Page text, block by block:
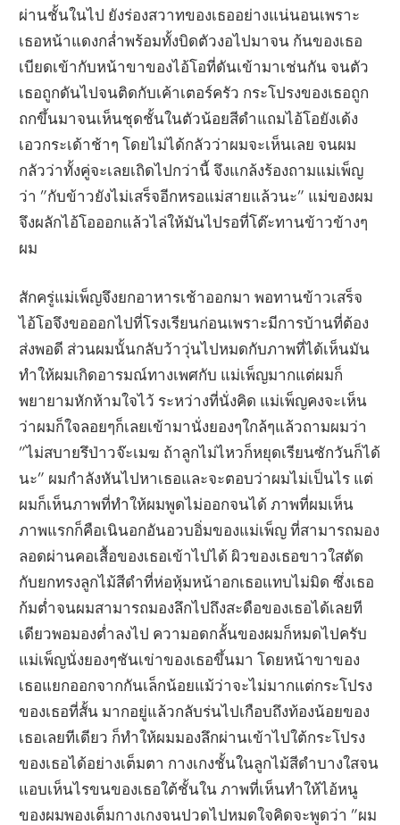
ผ่านชั้นในไป ยังร่องสวาทของเธออย่างแน่นอนเพราะ
เธอหน้าแดงกล่ำพร้อมทั้งบิดตัวงอไปมาจน ก้นของเธอ
เบียดเข้ากับหน้าขาของไอ้โอที่ดันเข้ามาเช่นกัน จนตัว
เธอถูกดันไปจนติดกับเค้าเตอร์ครัว กระโปรงของเธอถูก
ถกขึ้นมาจนเห็นชุดชั้นในตัวน้อยสีดำแถมไอ้โอยังเด้ง
เอวกระเด้าช้าๆ โดยไม่ได้กลัวว่าผมจะเห็นเลย จนผม
กลัวว่าทั้งคู่จะเลยเถิดไปกว่านี้ จึงแกล้งร้องถามแม่เพ็ญ
ว่า ”กับข้าวยังไม่เสร็จอีกหรอแม่สายแล้วนะ” แม่ของผม
จึงผลักไอ้โอออกแล้วไล่ให้มันไปรอที่โต๊ะทานข้าวข้างๆ
ผม
สักครู่แม่เพ็ญจึงยกอาหารเช้าออกมา พอทานข้าวเสร็จ
ไอ้โอจึงขอออกไปที่โรงเรียนก่อนเพราะมีการบ้านที่ต้อง
ส่งพอดี ส่วนผมนั้นกลับว้าวุ่นไปหมดกับภาพที่ได้เห็นมัน
ทำให้ผมเกิดอารมณ์ทางเพศกับ แม่เพ็ญมากแต่ผมก็
พยายามหักห้ามใจไว้ ระหว่างที่นั่งคิด แม่เพ็ญคงจะเห็น
ว่าผมก็ใจลอยๆก็เลยเข้ามานั่งยองๆใกล้ๆแล้วถามผมว่า
”ไม่สบายรึป่าวจ๊ะเมฆ ถ้าลูกไม่ไหวก็หยุดเรียนซักวันก็ได้
นะ” ผมกำลังหันไปหาเธอและจะตอบว่าผมไม่เป็นไร แต่
ผมก็เห็นภาพที่ทำให้ผมพูดไม่ออกจนได้ ภาพที่ผมเห็น
ภาพแรกก็คือเนินอกอันอวบอิ่มของแม่เพ็ญ ที่สามารถมอง
ลอดผ่านคอเสื้อของเธอเข้าไปได้ ผิวของเธอขาวใสตัด
กับยกทรงลูกไม้สีดำที่ห่อหุ้มหน้าอกเธอแทบไม่มิด ซึ่งเธอ
ก้มต่ำจนผมสามารถมองลึกไปถึงสะดือของเธอได้เลยที
เดียวพอมองต่ำลงไป ความอดกลั้นของผมก็หมดไปครับ
แม่เพ็ญนั่งยองๆชันเข่าของเธอขึ้นมา โดยหน้าขาของ
เธอแยกออกจากกันเล็กน้อยแม้ว่าจะไม่มากแต่กระโปรง
ของเธอที่สั้น มากอยู่แล้วกลับร่นไปเกือบถึงท้องน้อยของ
เธอเลยทีเดียว ก็ทำให้ผมมองลึกผ่านเข้าไปใต้กระโปรง
ของเธอได้อย่างเต็มตา กางเกงชั้นในลูกไม้สีดำบางใสจน
แอบเห็นไรขนของเธอใต้ชั้นใน ภาพที่เห็นทำให้ไอ้หนู
ของผมพองเต็มกางเกงจนปวดไปหมดใจคิดจะพูดว่า ”ผม